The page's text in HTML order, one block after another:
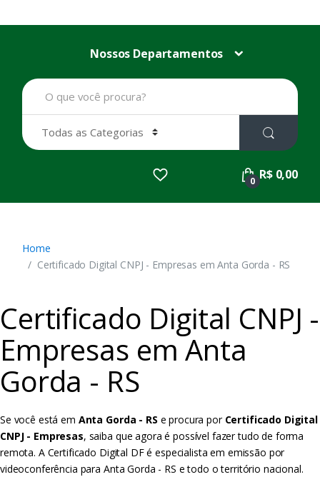
Nossos Departamentos
B
u
a
r
:
0 R$ 0,00
Home
Certificado Digital CNPJ - Empresas em Anta Gorda - RS
Certificado Digital CNPJ -
Empresas em Anta
Gorda - RS
Se você está em Anta Gorda - RS e procura por Certificado Digital
CNPJ - Empresas, saiba que agora é possível fazer tudo de forma
remota. A Certificado Digital DF é especialista em emissão por
videoconferência para Anta Gorda - RS e todo o território nacional.